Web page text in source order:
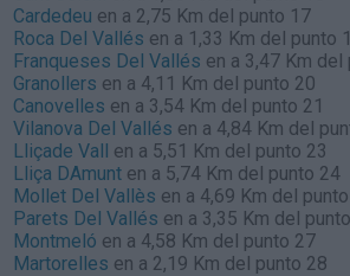
Cardedeu en a 2,75 Km del punto 17
Roca Del Vallés en a 1,33 Km del punto
Franqueses Del Vallés en a 3,47 Km del
Granollers en a 4,11 Km del punto 20
Canovelles en a 3,54 Km del punto 21
Vilanova Del Vallés en a 4,84 Km del
Lliçade Vall en a 5,51 Km del punto 23
Lliça DAmunt en a 5,74 Km del punto 24
Mollet Del Vallès en a 4,69 Km del
Parets Del Vallés en a 3,35 Km del
Montmeló en a 4,58 Km del punto 27
Martorelles en a 2,19 Km del punto 28